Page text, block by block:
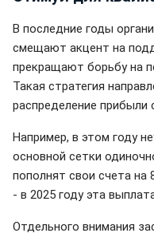
В последние годы
смещают акцент на
прекращают борьбу на
Такая стратегия
распределение прибыли
Например, в этом году
основной сетки
пополнят свои счета на
- в 2025 году эта
Отдельного внимания